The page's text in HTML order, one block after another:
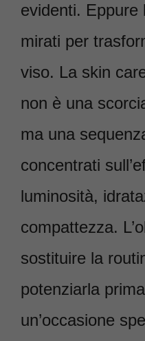
evidenti. Eppure
mirati per
viso. La skin
non è una
ma una
concentrati
luminosità,
compattezza.
sostituire la
potenziarla
un’occasione